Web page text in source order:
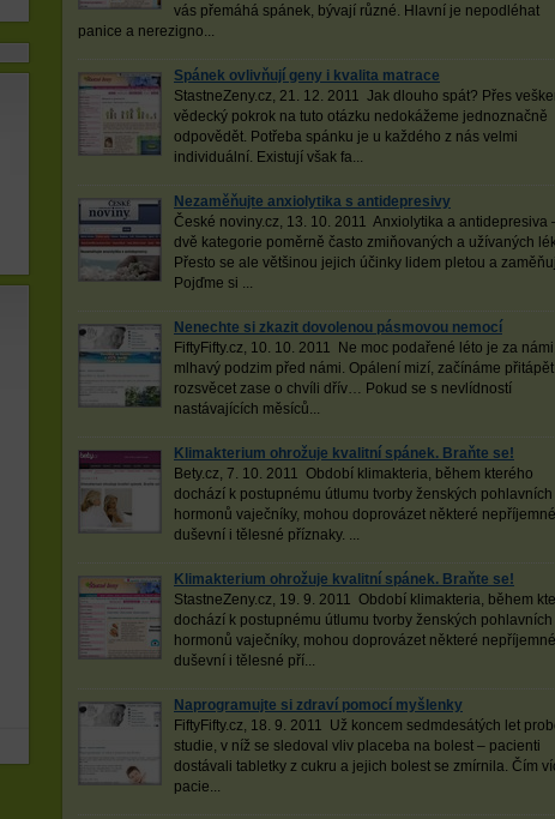
vás přemáhá spánek, bývají různé. Hlavní je nepodléhat
panice a nerezigno...
Spánek ovlivňují geny i kvalita matrace
StastneZeny.cz, 21. 12. 2011 Jak dlouho spát? Přes
vědecký pokrok na tuto otázku nedokážeme jednoznačně
odpovědět. Potřeba spánku je u každého z nás velmi
individuální. Existují však fa...
Nezaměňujte anxiolytika s antidepresivy
České noviny.cz, 13. 10. 2011 Anxiolytika a antidepresiva
dvě kategorie poměrně často zmiňovaných a užívaných
Přesto se ale většinou jejich účinky lidem pletou a
Pojďme si ...
Nenechte si zkazit dovolenou pásmovou nemocí
FiftyFifty.cz, 10. 10. 2011 Ne moc podařené léto je za námi,
mlhavý podzim před námi. Opálení mizí, začínáme
rozsvěcet zase o chvíli dřív… Pokud se s nevlídností
nastávajících měsíců...
Klimakterium ohrožuje kvalitní spánek. Braňte se!
Bety.cz, 7. 10. 2011 Období klimakteria, během kterého
dochází k postupnému útlumu tvorby ženských pohlavních
hormonů vaječníky, mohou doprovázet některé nepříjemné
duševní i tělesné příznaky. ...
Klimakterium ohrožuje kvalitní spánek. Braňte se!
StastneZeny.cz, 19. 9. 2011 Období klimakteria, během
dochází k postupnému útlumu tvorby ženských pohlavních
hormonů vaječníky, mohou doprovázet některé nepříjemné
duševní i tělesné pří...
Naprogramujte si zdraví pomocí myšlenky
FiftyFifty.cz, 18. 9. 2011 Už koncem sedmdesátých let
studie, v níž se sledoval vliv placeba na bolest – pacienti
dostávali tabletky z cukru a jejich bolest se zmírnila. Čím
pacie...